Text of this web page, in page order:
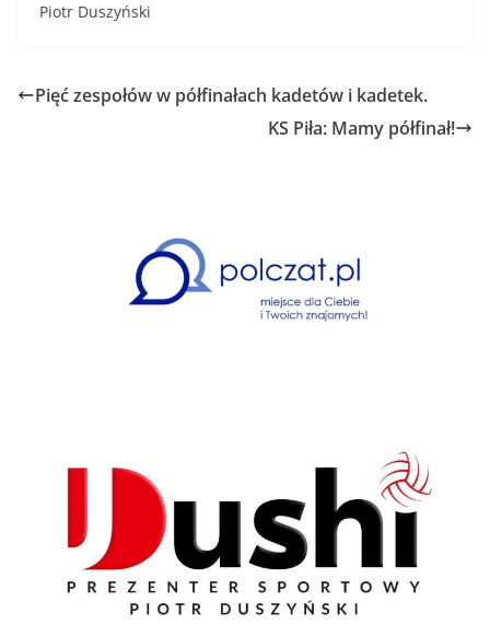
Piotr Duszyński
Pięć zespołów w półfinałach kadetów i kadetek.
KS Piła: Mamy półfinał!